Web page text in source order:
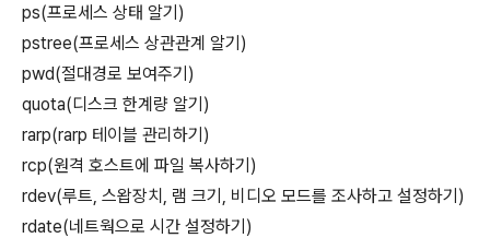
ps(프로세스 상태 알기)
pstree(프로세스 상관관계 알기)
pwd(절대경로 보여주기)
quota(디스크 한계량 알기)
rarp(rarp 테이블 관리하기)
rcp(원격 호스트에 파일 복사하기)
rdev(루트, 스왑장치, 램 크기, 비디오 모드를 조사하고 설정하기)
rdate(네트웍으로 시간 설정하기)